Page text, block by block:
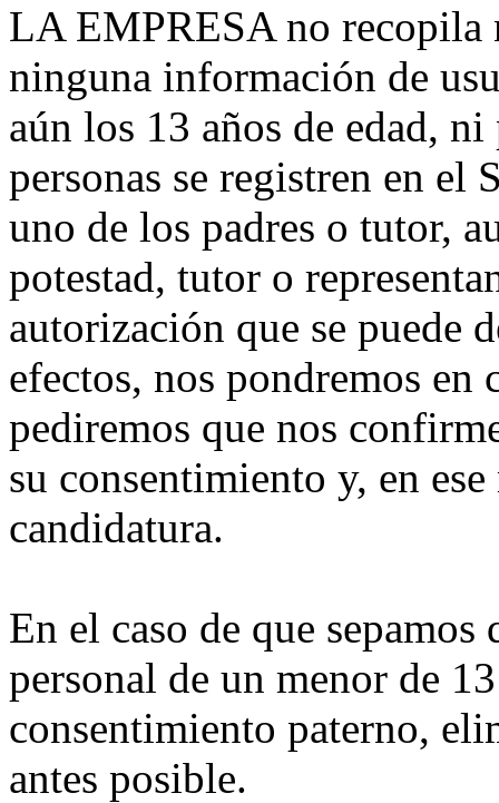
LA EMPRESA no recopila
ninguna información de
aún los 13 años de edad,
personas se registren en
uno de los padres o tutor,
potestad, tutor o
autorización que se puede
efectos, nos pondremos en
pediremos que nos
su consentimiento y, en
candidatura.
En el caso de que
personal de un menor de
consentimiento paterno,
antes posible.